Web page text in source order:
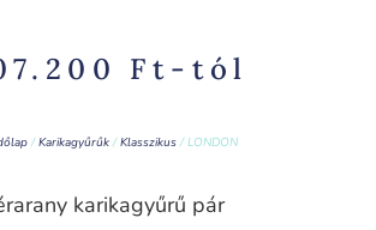
Ft-tól
/Karikagyűrűk/Klasszikus/ LONDON
karikagyűrű pár